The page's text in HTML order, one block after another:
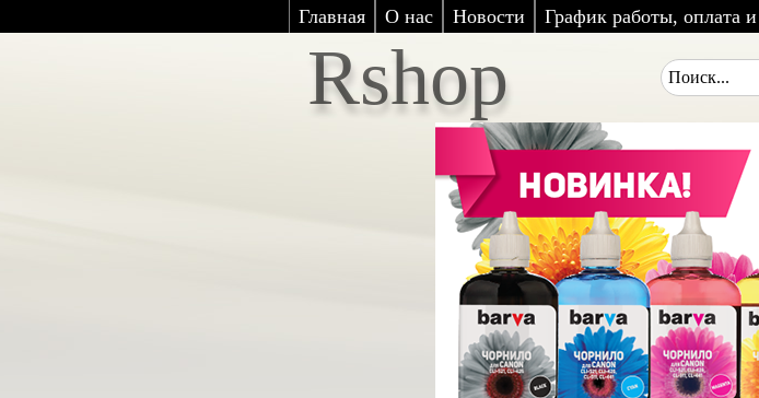
Главная О нас Новости График работы, оплата и
Rshop